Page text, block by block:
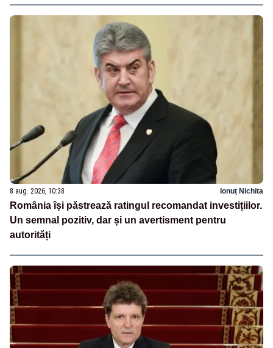
8 aug. 2026, 10:38 Ionuț Nichita
România își păstrează ratingul recomandat investițiilor.
Un semnal pozitiv, dar și un avertisment pentru
autorități